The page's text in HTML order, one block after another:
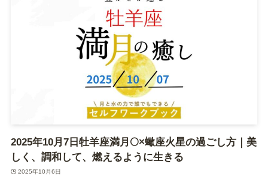
2025年10月7日牡羊座満月🌕×蠍座火星の過ごし方｜美
しく、調和して、燃えるように生きる
2025年10月6日